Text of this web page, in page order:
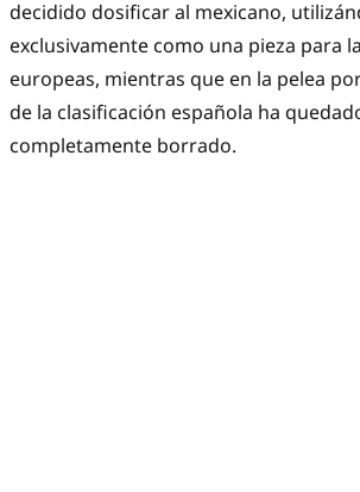
decidido dosificar al mexicano,
exclusivamente como una pieza para
europeas, mientras que en la pelea
de la clasificación española ha
completamente borrado.